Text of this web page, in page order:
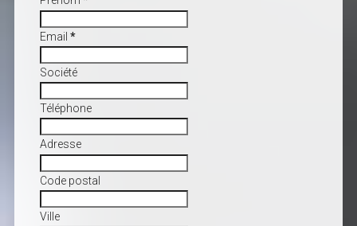
Email *
Société
Téléphone
Adresse
Code postal
Ville